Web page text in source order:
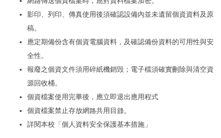
影印、列印、傳真使用後須確認設備內並未遺留個資資料及原
稿。
應定期備份含有個資電腦資料，及確認備份資料的可用性與安
全性。
報廢之個資文件須用碎紙機銷毁；電子檔須確實刪除與清空資
源回收桶。
個資檔案使用完畢後，應立即退出應用程式
個資檔案禁止存放網路共用目錄。
詳閱本校「個人資料安全保護基本措施」